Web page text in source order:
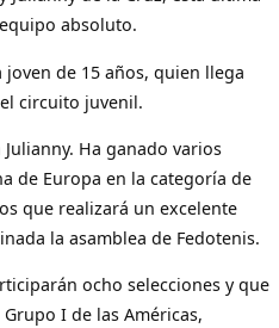
absoluto.
de 15 años, quien llega
circuito juvenil.
Ha ganado varios
de Europa en la categoría de
que realizará un excelente
la asamblea de Fedotenis.
ocho selecciones y que
I de las Américas,